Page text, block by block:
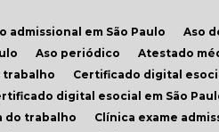
admissional em São Paulo
Aso
Aso periódico
Atestado
trabalho
Certificado digital
digital esocial em São
do trabalho
Clínica exame